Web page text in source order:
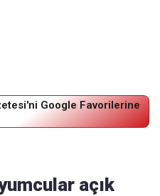
Google Favorilerine
açık